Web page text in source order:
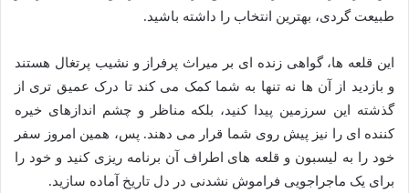
طبیعت گردی، بهترین انتخاب را داشته باشید.
این قلعه ها، گواهی زنده ای بر میراث پرفراز و نشیب پرتغال هستند
و بازدید از آن ها نه تنها به شما کمک می کند تا درک عمیق تری از
گذشته این سرزمین پیدا کنید، بلکه مناظر و چشم اندازهای خیره
کننده ای را نیز پیش روی شما قرار می دهند. پس، همین امروز سفر
خود را به لیسبون و قلعه های اطراف آن برنامه ریزی کنید و خود را
برای یک ماجراجویی فراموش نشدنی در دل تاریخ آماده سازید.